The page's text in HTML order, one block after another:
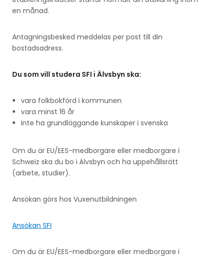
en månad.
Antagningsbesked meddelas per post till din
bostadsadress.
Du som vill studera SFI i Älvsbyn ska:
vara folkbokförd i kommunen
vara minst 16 år
inte ha grundläggande kunskaper i svenska
Om du är EU/EES-medborgare eller medborgare i
Schweiz ska du bo i Älvsbyn och ha uppehållsrätt
(arbete, studier).
Ansökan görs hos Vuxenutbildningen
Ansökan SFI
Om du är EU/EES-medborgare eller medborgare i